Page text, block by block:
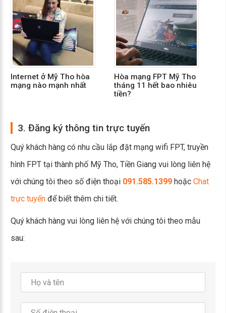
Internet ở Mỹ Tho hòa
mạng nào mạnh nhất
Hòa mạng FPT Mỹ Tho
tháng 11 hết bao nhiêu
tiền?
3. Đăng ký thông tin trực tuyến
Quý khách hàng có nhu cầu lắp đặt mạng wifi FPT, truyền
hình FPT tại thành phố Mỹ Tho, Tiền Giang vui lòng liên hệ
với chúng tôi theo số điện thoại 091.585.1399 hoặc Chat
trực tuyến để biết thêm chi tiết.
Quý khách hàng vui lòng liên hệ với chúng tôi theo mẫu
sau: